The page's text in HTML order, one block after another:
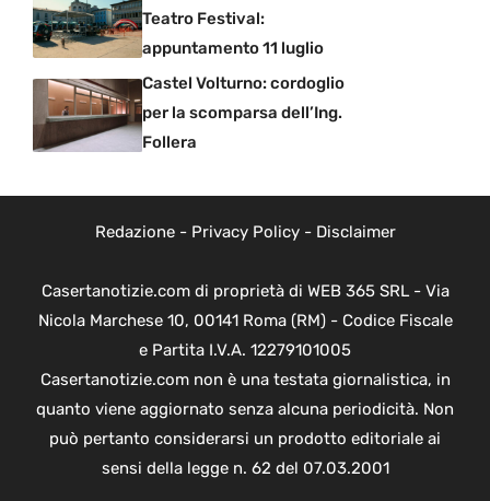
Teatro Festival:
appuntamento 11 luglio
Castel Volturno: cordoglio
per la scomparsa dell’Ing.
Follera
Redazione- Privacy Policy- Disclaimer
Casertanotizie.com di proprietà di WEB 365 SRL - Via
Nicola Marchese 10, 00141 Roma (RM) - Codice Fiscale
e Partita I.V.A. 12279101005
Casertanotizie.com non è una testata giornalistica, in
quanto viene aggiornato senza alcuna periodicità. Non
può pertanto considerarsi un prodotto editoriale ai
sensi della legge n. 62 del 07.03.2001